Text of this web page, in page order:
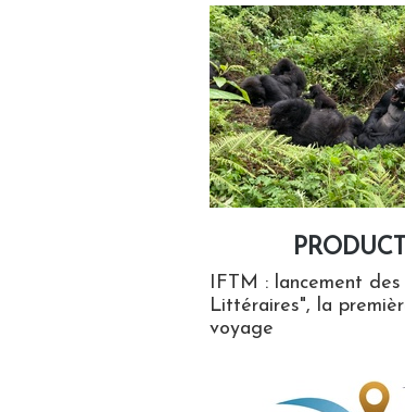
IFTM : lancement des
Littéraires", la
voyage